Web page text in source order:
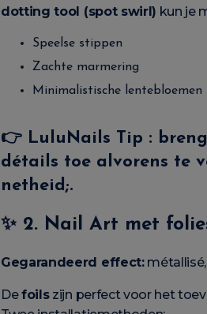
dotting tool (spot swirl) kun je
Speelse stippen
Zachte marmering
Minimalistische lentebloemen
👉 LuluNails Tip :
détails toe alvorens te
netheid;.
✨ 2. Nail Art met
Gegarandeerd effect:métallisé,
Defoilszijn perfect voor het